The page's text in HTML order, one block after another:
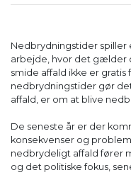
Nedbrydningstider spiller
arbejde, hvor det gælder
smide affald ikke er gratis
nedbrydningstider gør
affald, er om at blive
De seneste år er der
konsekvenser og
nedbrydeligt affald fører
og det politiske fokus,